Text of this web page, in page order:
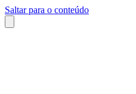
Saltar para o conteúdo